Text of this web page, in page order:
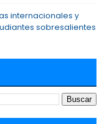
internacionales y
sobresalientes